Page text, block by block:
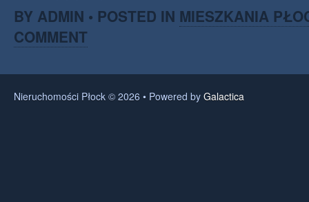
BY ADMIN • POSTED IN MIESZKANIA
COMMENT
Nieruchomości Płock © 2026 • Powered by Galactica